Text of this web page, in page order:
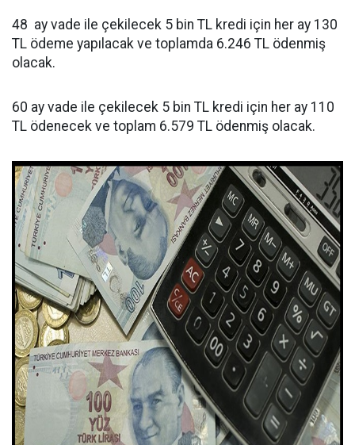
48 ay vade ile çekilecek 5 bin TL kredi için her ay 130
TL ödeme yapılacak ve toplamda 6.246 TL ödenmiş
olacak.
60 ay vade ile çekilecek 5 bin TL kredi için her ay 110
TL ödenecek ve toplam 6.579 TL ödenmiş olacak.